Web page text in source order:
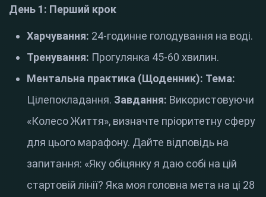
День 1: Перший крок
Харчування: 24-годинне голодування на воді.
Тренування: Прогулянка 45-60 хвилин.
Ментальна практика (Щоденник): Тема:
Цілепокладання. Завдання: Використовуючи
«Колесо Життя», визначте пріоритетну сферу
для цього марафону. Дайте відповідь на
запитання: «Яку обіцянку я даю собі на цій
стартовій лінії? Яка моя головна мета на ці 28